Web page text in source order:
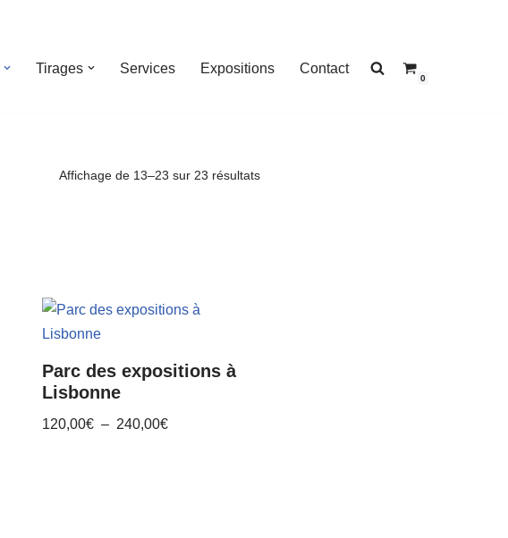
Tirages Services Expositions Contact
0
Affichage de 13–23 sur 23 résultats
Parc des expositions à
Lisbonne
120,00€ – 240,00€